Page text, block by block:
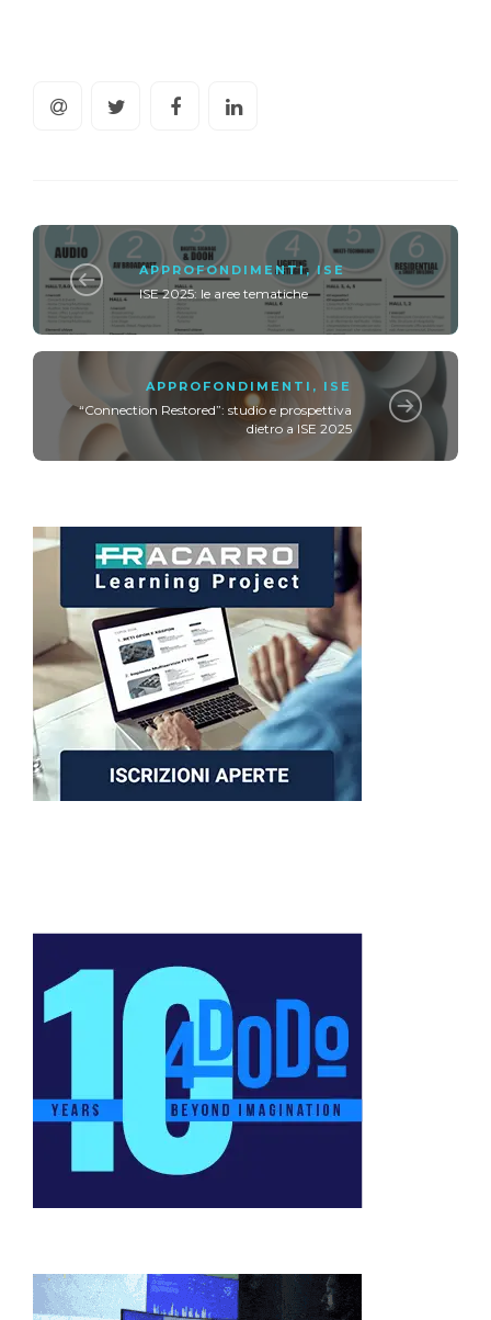
APPROFONDIMENTI,ISE
ISE 2025: le aree tematiche
APPROFONDIMENTI , ISE
“Connection Restored”: studio e prospettiva
dietro a ISE 2025